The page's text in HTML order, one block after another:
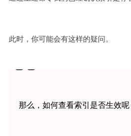
此时，你可能会有这样的疑问。
那么，如何查看索引是否生效呢